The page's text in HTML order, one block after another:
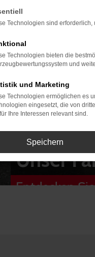
Unser
Entdecken
Technologien sind
Technologien bieten die
und
und Marketing
Technologien ermöglichen es
eingesetzt, die von
Ihre Interessen relevant sind.
Speichern